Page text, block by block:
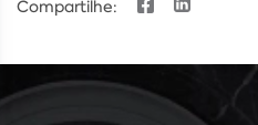
Compartilhe: